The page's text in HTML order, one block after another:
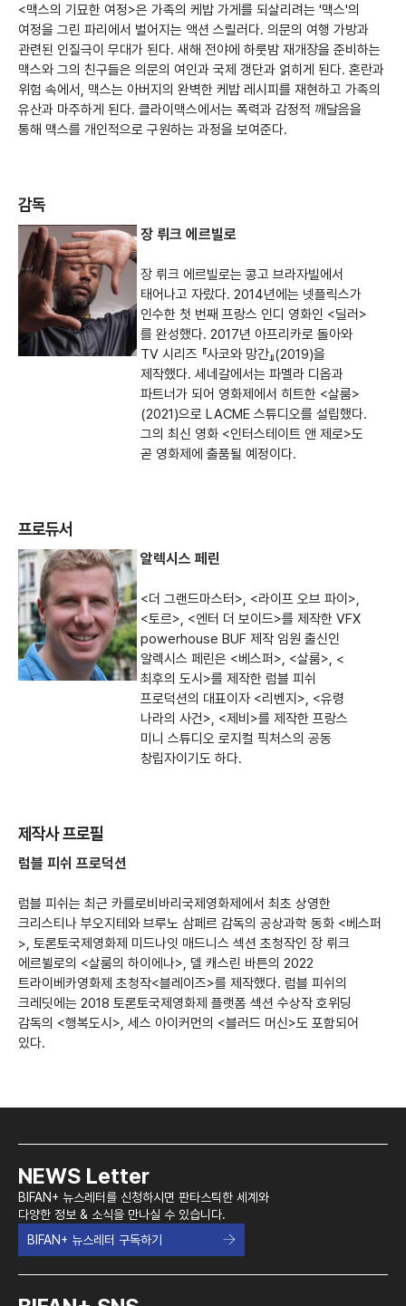
<맥스의 기묘한 여정>은 가족의 케밥 가게를 되살리려는 '맥스'의
여정을 그린 파리에서 벌어지는 액션 스릴러다. 의문의 여행 가방과
관련된 인질극이 무대가 된다. 새해 전야에 하룻밤 재개장을 준비하는
맥스와 그의 친구들은 의문의 여인과 국제 갱단과 얽히게 된다. 혼란과
위험 속에서, 맥스는 아버지의 완벽한 케밥 레시피를 재현하고 가족의
유산과 마주하게 된다. 클라이맥스에서는 폭력과 감정적 깨달음을
통해 맥스를 개인적으로 구원하는 과정을 보여준다.
감독
장 뤼크 에르빌로
장 뤼크 에르빌로는 콩고 브라자빌에서
태어나고 자랐다. 2014년에는 넷플릭스가
인수한 첫 번째 프랑스 인디 영화인 <딜러>
를 완성했다. 2017년 아프리카로 돌아와
TV 시리즈 『사코와 망간』(2019)을
제작했다. 세네갈에서는 파멜라 디옵과
파트너가 되어 영화제에서 히트한 <살룸>
(2021)으로 LACME 스튜디오를 설립했다.
그의 최신 영화 <인터스테이트 앤 제로>도
곧 영화제에 출품될 예정이다.
프로듀서
알렉시스 페린
<더 그랜드마스터>, <라이프 오브 파이>,
<토르>, <엔터 더 보이드>를 제작한 VFX
powerhouse BUF 제작 임원 출신인
알렉시스 페린은 <베스퍼>, <살룸>, <
최후의 도시>를 제작한 럼블 피쉬
프로덕션의 대표이자 <리벤지>, <유령
나라의 사건>, <제비>를 제작한 프랑스
미니 스튜디오 로지컬 픽처스의 공동
창립자이기도 하다.
제작사 프로필
럼블 피쉬 프로덕션
럼블 피쉬는 최근 카를로비바리국제영화제에서 최초 상영한
크리스티나 부오지테와 브루노 삼페르 감독의 공상과학 동화 <베스퍼
>, 토론토국제영화제 미드나잇 매드니스 섹션 초청작인 장 뤼크
에르뷜로의 <살룸의 하이에나>, 델 캐스린 바튼의 2022
트라이베카영화제 초청작<블레이즈>를 제작했다. 럼블 피쉬의
크레딧에는 2018 토론토국제영화제 플랫폼 섹션 수상작 호위딩
감독의 <행복도시>, 세스 아이커먼의 <블러드 머신>도 포함되어
있다.
NEWS Letter
BIFAN+ 뉴스레터를 신청하시면 판타스틱한 세계와
다양한 정보 & 소식을 만나실 수 있습니다.
BIFAN+ 뉴스레터 구독하기